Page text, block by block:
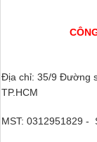
Địa chỉ: 35/9 Đường
TP.HCM
MST: 0312951829 -